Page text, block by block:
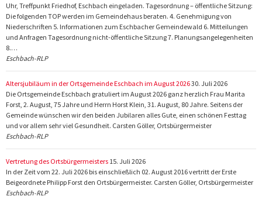
Uhr, Treffpunkt Friedhof, Eschbach eingeladen. Tagesordnung – öffentliche Sitzung:
Die folgenden TOP werden im Gemeindehaus beraten. 4. Genehmigung von
Niederschriften 5. Informationen zum Eschbacher Gemeindewald 6. Mitteilungen
und Anfragen Tagesordnung nicht-öffentliche Sitzung 7. Planungsangelegenheiten
8.…
Eschbach-RLP
Altersjubiläum in der Ortsgemeinde Eschbach im August 202630. Juli 2026
Die Ortsgemeinde Eschbach gratuliert im August 2026 ganz herzlich Frau Marita
Forst, 2. August, 75 Jahre und Herrn Horst Klein, 31. August, 80 Jahre. Seitens der
Gemeinde wünschen wir den beiden Jubilaren alles Gute, einen schönen Festtag
und vor allem sehr viel Gesundheit. Carsten Göller, Ortsbürgermeister
Eschbach-RLP
Vertretung des Ortsbürgermeisters 15. Juli 2026
In der Zeit vom 22. Juli 2026 bis einschließlich 02. August 2016 vertritt der Erste
Beigeordnete Philipp Forst den Ortsbürgermeister. Carsten Göller, Ortsbürgermeister
Eschbach-RLP